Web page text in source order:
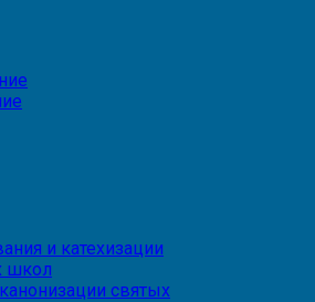
и катехизации
школ
святых